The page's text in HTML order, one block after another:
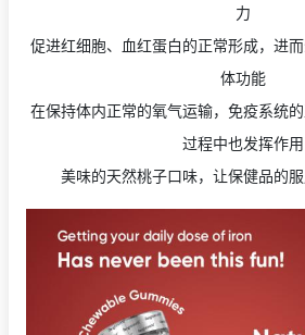
力
促进红细胞、血红蛋白的正常形成，进
体功能
在保持体内正常的氧气运输，免疫系统
过程中也发挥作用
美味的天然桃子口味，让保健品的